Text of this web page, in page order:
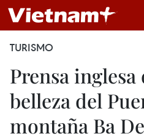
TURISMO
Prensa inglesa
belleza del
montaña Ba